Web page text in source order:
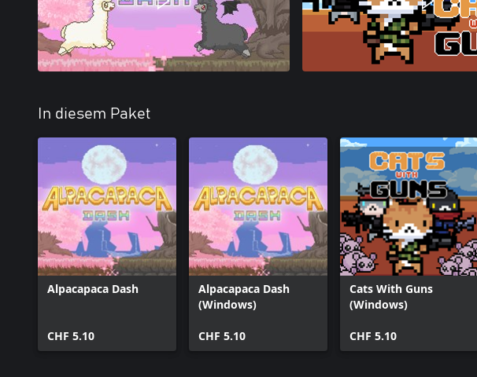
In diesem Paket
Alpacapaca Dash
CHF 5.10
Alpacapaca Dash
(Windows)
CHF 5.10
Cats With Guns
(Windows)
CHF 5.10